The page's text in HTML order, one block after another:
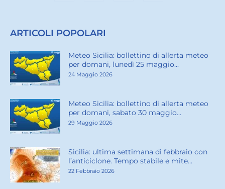
ARTICOLI POPOLARI
Meteo Sicilia: bollettino di allerta meteo
per domani, lunedì 25 maggio...
24 Maggio 2026
Meteo Sicilia: bollettino di allerta meteo
per domani, sabato 30 maggio...
29 Maggio 2026
Sicilia: ultima settimana di febbraio con
l’anticiclone. Tempo stabile e mite...
22 Febbraio 2026